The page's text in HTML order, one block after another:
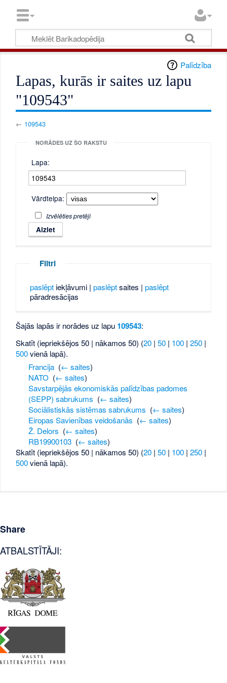
Palīdzība
Lapas, kurās ir saites uz lapu
"109543"
← 109543
NORĀDES UZ ŠO RAKSTU
Lapa:
Vārdtelpa:
Izvēlēties pretēji
Filtri
paslēptiekļāvumi | paslēptsaites | paslēpt
pāradresācijas
Šajās lapās ir norādes uz lapu 109543:
Skatīt (iepriekšējos 50 | nākamos 50) (20 |50 | 100 |250 |
500vienā lapā).
Francija‎ (← saites)
NATO‎ (← saites)
Savstarpējās ekonomiskās palīdzības padomes
(SEPP) sabrukums (← saites)
Sociālistiskās sistēmas sabrukums (← saites)
Eiropas Savienības veidošanās (← saites)
Ž. Delors (← saites)
RB19900103‎ (← saites)
Skatīt (iepriekšējos 50 | nākamos 50) (20 |50 | 100 |250 |
500vienā lapā).
Share
ATBALSTĪTĀJI: